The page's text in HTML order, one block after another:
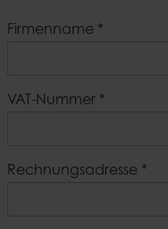
Firmenname *
VAT-Nummer *
Rechnungsadresse *